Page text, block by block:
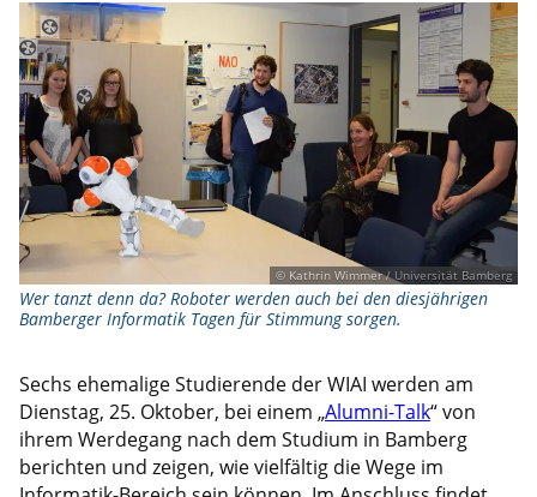
© Kathrin Wimmer / Universität Bamberg
Wer tanzt denn da? Roboter werden auch bei den diesjährigen
Bamberger Informatik Tagen für Stimmung sorgen.
Sechs ehemalige Studierende der WIAI werden am
Dienstag, 25. Oktober, bei einem „Alumni-Talk“ von
ihrem Werdegang nach dem Studium in Bamberg
berichten und zeigen, wie vielfältig die Wege im